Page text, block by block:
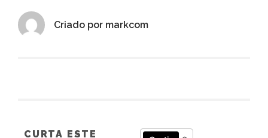
Criado por markcom
CURTA ESTE